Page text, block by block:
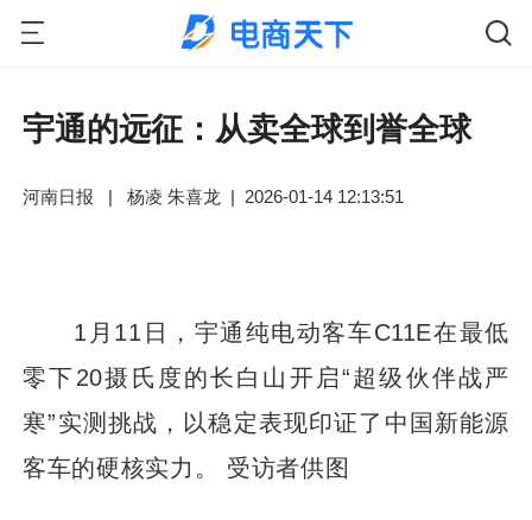
宇通的远征：从卖全球到誉全球
河南日报 | 杨凌 朱喜龙 | 2026-01-14 12:13:51
1月11日，宇通纯电动客车C11E在最低
零下20摄氏度的长白山开启“超级伙伴战严
寒”实测挑战，以稳定表现印证了中国新能源
客车的硬核实力。 受访者供图